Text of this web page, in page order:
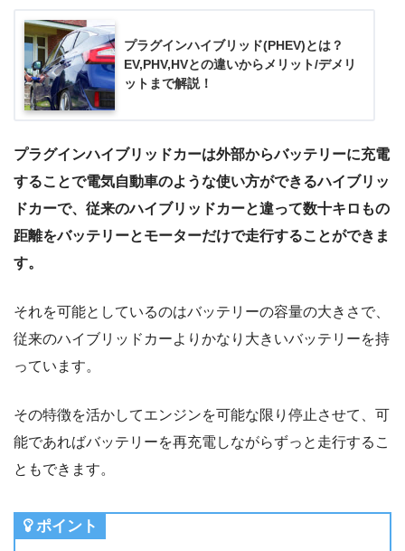
プラグインハイブリッド(PHEV)とは？
EV,PHV,HVとの違いからメリット/デメリ
ットまで解説！
プラグインハイブリッドカーは外部からバッテリーに充電
することで電気自動車のような使い方ができるハイブリッ
ドカーで、従来のハイブリッドカーと違って数十キロもの
距離をバッテリーとモーターだけで走行することができま
す。
それを可能としているのはバッテリーの容量の大きさで、
従来のハイブリッドカーよりかなり大きいバッテリーを持
っています。
その特徴を活かしてエンジンを可能な限り停止させて、可
能であればバッテリーを再充電しながらずっと走行するこ
ともできます。
ポイント